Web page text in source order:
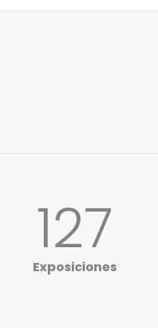
Exposiciones
128